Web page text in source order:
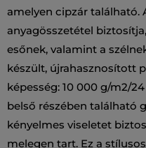
amelyen cipzár található.
anyagösszetétel
esőnek, valamint a
készült, újrahasznosított
képesség: 10 000 g/m2/
belső részében található
kényelmes viseletet
melegen tart. Ez a